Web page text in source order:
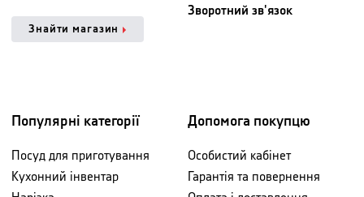
Знайти магазин
Зворотний зв'язок
Популярні категорії
Посуд для приготування
Кухонний інвентар
Допомога покупцю
Особистий кабінет
Гарантія та повернення